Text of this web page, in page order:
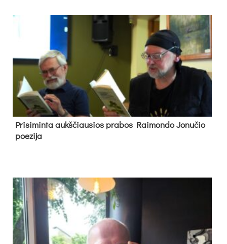
Pri­si­min­ta aukš­čiau­sios pra­bos Rai­mon­do Jo­nu­čio
poe­zi­ja